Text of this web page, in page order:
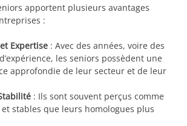
apportent plusieurs avantages
:
Expertise : Avec des années, voire des
les seniors possèdent une
approfondie de leur secteur et de leur
: Ils sont souvent perçus comme
stables que leurs homologues plus